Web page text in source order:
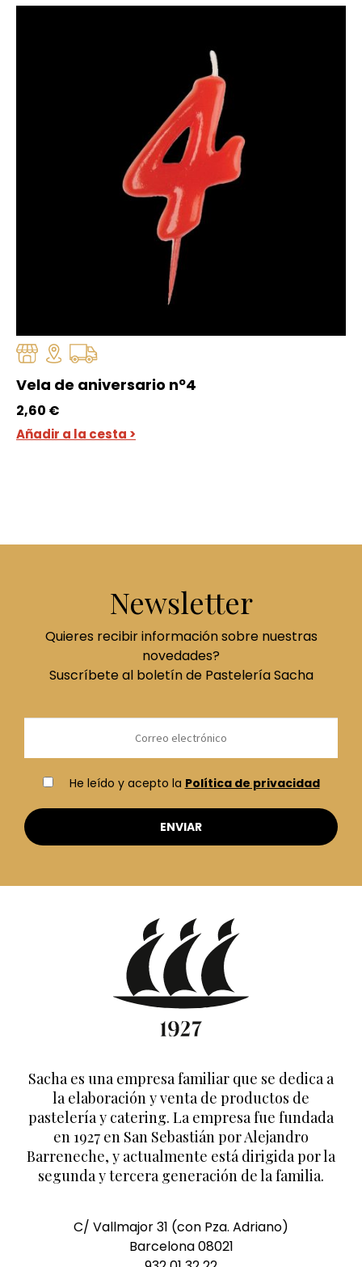
Vela de aniversario nº4
2,60 €
Añadir a la cesta >
Newsletter
Quieres recibir información sobre nuestras
novedades?
Suscríbete al boletín de Pastelería Sacha
He leído y acepto la Política de privacidad
Sacha es una empresa familiar que se dedica a
la elaboración y venta de productos de
pastelería y catering. La empresa fue fundada
en 1927 en San Sebastián por Alejandro
Barreneche, y actualmente está dirigida por la
segunda y tercera generación de la familia.
C/ Vallmajor 31 (con Pza. Adriano)
Barcelona 08021